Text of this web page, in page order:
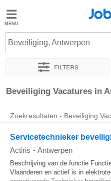
Jobted
Taal
Beveiliging, Antwerpen
Filters
Sorteer op Exacte locatie
Beveiliging Vacatures in
Zoekresultaten - Beveiliging
Servicetechnieker
Actiris - Antwerpen
Beschrijving van de functie
Vlaanderen en actief is in